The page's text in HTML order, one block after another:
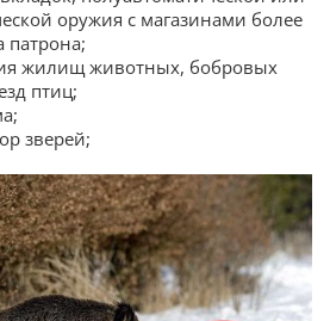
оружия с магазинами более
патрона;
жилищ животных, бобровых
птиц;
зверей;